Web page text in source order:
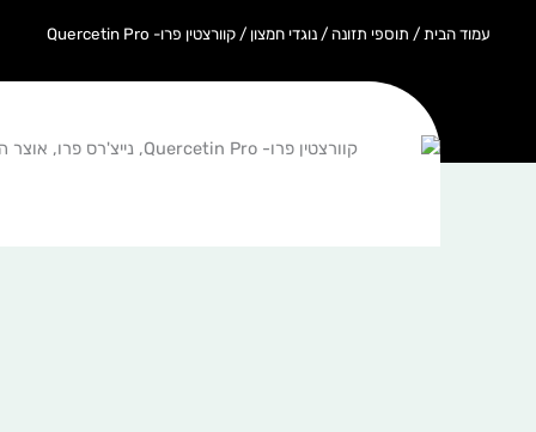
עמוד הבית / תוספי תזונה /נוגדי חמצון / קוורצטין פרו- Quercetin Pro